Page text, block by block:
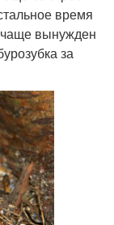
время
вынужден
за